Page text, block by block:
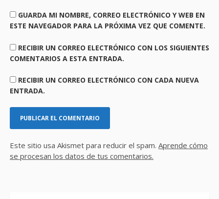
GUARDA MI NOMBRE, CORREO ELECTRÓNICO Y WEB EN
ESTE NAVEGADOR PARA LA PRÓXIMA VEZ QUE COMENTE.
RECIBIR UN CORREO ELECTRÓNICO CON LOS SIGUIENTES
COMENTARIOS A ESTA ENTRADA.
RECIBIR UN CORREO ELECTRÓNICO CON CADA NUEVA
ENTRADA.
Este sitio usa Akismet para reducir el spam. Aprende cómo
se procesan los datos de tus comentarios.